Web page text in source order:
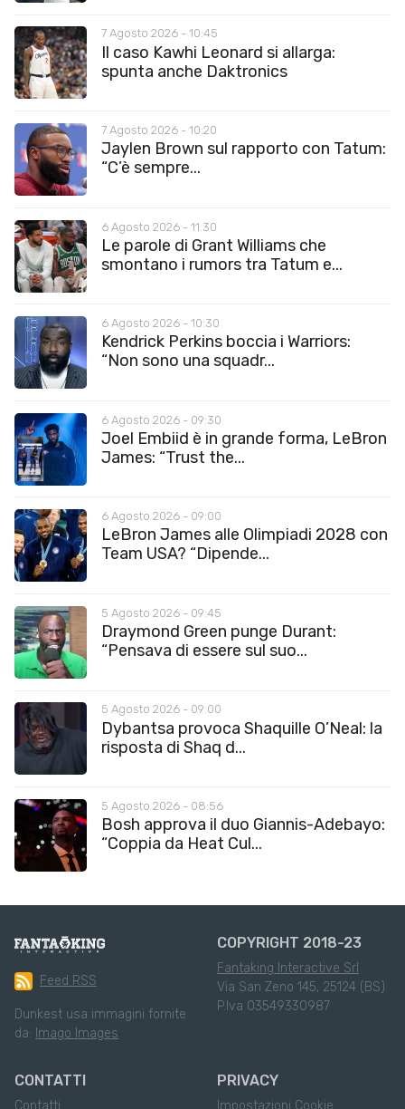
7 Agosto 2026 - 10:45
Il caso Kawhi Leonard si allarga:
spunta anche Daktronics
7 Agosto 2026 - 10:20
Jaylen Brown sul rapporto con Tatum:
“C’è sempre...
6 Agosto 2026 - 11:30
Le parole di Grant Williams che
smontano i rumors tra Tatum e...
6 Agosto 2026 - 10:30
Kendrick Perkins boccia i Warriors:
“Non sono una squadr...
6 Agosto 2026 - 09:30
Joel Embiid è in grande forma, LeBron
James: “Trust the...
6 Agosto 2026 - 09:00
LeBron James alle Olimpiadi 2028 con
Team USA? “Dipende...
5 Agosto 2026 - 09:45
Draymond Green punge Durant:
“Pensava di essere sul suo...
5 Agosto 2026 - 09:00
Dybantsa provoca Shaquille O’Neal: la
risposta di Shaq d...
5 Agosto 2026 - 08:56
Bosh approva il duo Giannis-Adebayo:
“Coppia da Heat Cul...
Feed RSS
Dunkest usa immagini fornite
da: Imago Images
COPYRIGHT 2018-23
Fantaking Interactive Srl
Via San Zeno 145, 25124 (BS)
P.Iva 03549330987
CONTATTI PRIVACY